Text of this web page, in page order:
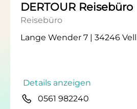
DERTOUR Reisebüro
Reisebüro
Lange Wender 7 | 34246
Details anzeigen
0561 982240